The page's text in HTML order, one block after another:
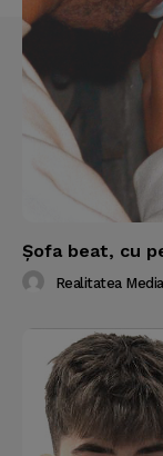
Şofa beat, cu
Realitatea Media